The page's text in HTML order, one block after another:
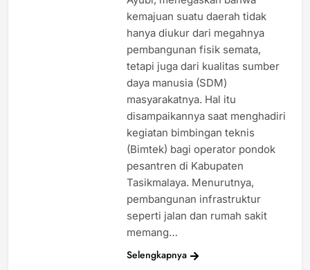
kemajuan suatu daerah tidak
hanya diukur dari megahnya
pembangunan fisik semata,
tetapi juga dari kualitas sumber
daya manusia (SDM)
masyarakatnya. Hal itu
disampaikannya saat menghadiri
kegiatan bimbingan teknis
(Bimtek) bagi operator pondok
pesantren di Kabupaten
Tasikmalaya. Menurutnya,
pembangunan infrastruktur
seperti jalan dan rumah sakit
memang…
Selengkapnya